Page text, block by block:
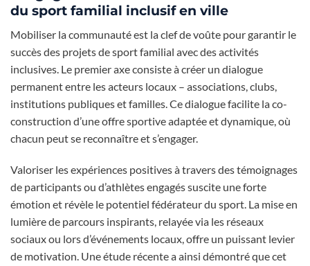
du sport familial inclusif en ville
Mobiliser la communauté est la clef de voûte pour garantir le
succès des projets de sport familial avec des activités
inclusives. Le premier axe consiste à créer un dialogue
permanent entre les acteurs locaux – associations, clubs,
institutions publiques et familles. Ce dialogue facilite la co-
construction d’une offre sportive adaptée et dynamique, où
chacun peut se reconnaître et s’engager.
Valoriser les expériences positives à travers des témoignages
de participants ou d’athlètes engagés suscite une forte
émotion et révèle le potentiel fédérateur du sport. La mise en
lumière de parcours inspirants, relayée via les réseaux
sociaux ou lors d’événements locaux, offre un puissant levier
de motivation. Une étude récente a ainsi démontré que cet